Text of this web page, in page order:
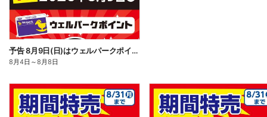
予告 8月9日(日)はウェルパークポイント10倍!
8月4日 ～8月8日